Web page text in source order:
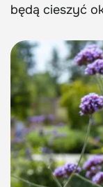
będą cieszyć